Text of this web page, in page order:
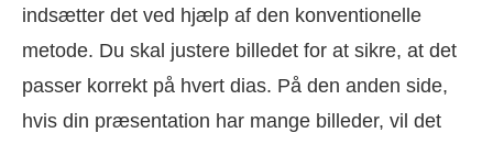
indsætter det ved hjælp af den konventionelle
metode. Du skal justere billedet for at sikre, at det
passer korrekt på hvert dias. På den anden side,
hvis din præsentation har mange billeder, vil det